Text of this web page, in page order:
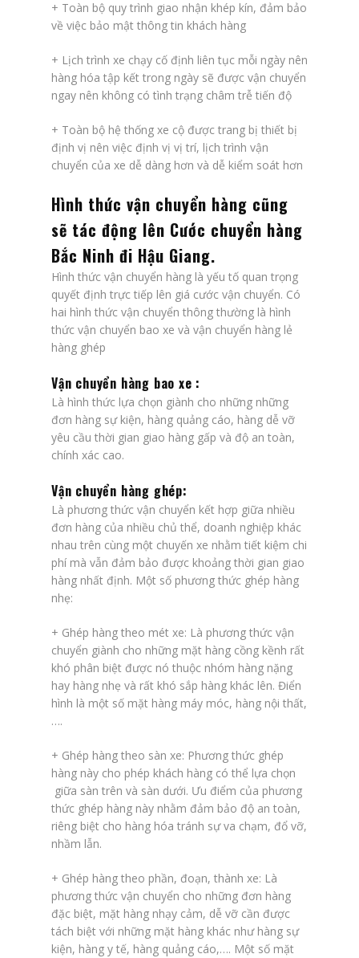
+ Toàn bộ quy trình giao nhận khép kín, đảm bảo
về việc bảo mật thông tin khách hàng
+ Lịch trình xe chạy cố định liên tục mỗi ngày nên
hàng hóa tập kết trong ngày sẽ được vận chuyển
ngay nên không có tình trạng châm trễ tiến độ
+ Toàn bộ hệ thống xe cộ được trang bị thiết bị
định vị nên việc định vị vị trí, lịch trình vận
chuyển của xe dễ dàng hơn và dễ kiểm soát hơn
Hình thức vận chuyển hàng cũng
sẽ tác động lên Cước chuyển hàng
Bắc Ninh đi Hậu Giang.
Hình thức vận chuyển hàng là yếu tố quan trọng
quyết định trực tiếp lên giá cước vận chuyển. Có
hai hình thức vận chuyển thông thường là hình
thức vận chuyển bao xe và vận chuyển hàng lẻ
hàng ghép
Vận chuyển hàng bao xe :
Là hình thức lựa chọn giành cho những những
đơn hàng sự kiện, hàng quảng cáo, hàng dễ vỡ
yêu cầu thời gian giao hàng gấp và độ an toàn,
chính xác cao.
Vận chuyển hàng ghép:
Là phương thức vận chuyển kết hợp giữa nhiều
đơn hàng của nhiều chủ thể, doanh nghiệp khác
nhau trên cùng một chuyến xe nhằm tiết kiệm chi
phí mà vẫn đảm bảo được khoảng thời gian giao
hàng nhất định. Một số phương thức ghép hàng
nhẹ:
+ Ghép hàng theo mét xe: Là phương thức vận
chuyển giành cho những mặt hàng cồng kềnh rất
khó phân biệt được nó thuộc nhóm hàng nặng
hay hàng nhẹ và rất khó sắp hàng khác lên. Điển
hình là một số mặt hàng máy móc, hàng nội thất,
….
+ Ghép hàng theo sàn xe: Phương thức ghép
hàng này cho phép khách hàng có thể lựa chọn
giữa sàn trên và sàn dưới. Ưu điểm của phương
thức ghép hàng này nhằm đảm bảo độ an toàn,
riêng biệt cho hàng hóa tránh sự va chạm, đổ vỡ,
nhầm lẫn.
+ Ghép hàng theo phần, đoạn, thành xe: Là
phương thức vận chuyển cho những đơn hàng
đặc biệt, mặt hàng nhạy cảm, dễ vỡ cần được
tách biệt với những mặt hàng khác như hàng sự
kiện, hàng y tế, hàng quảng cáo,…. Một số mặt